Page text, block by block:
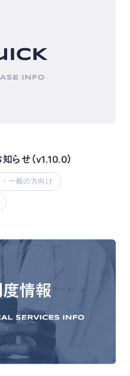
らせ（v1.10.0）
一般の方向け